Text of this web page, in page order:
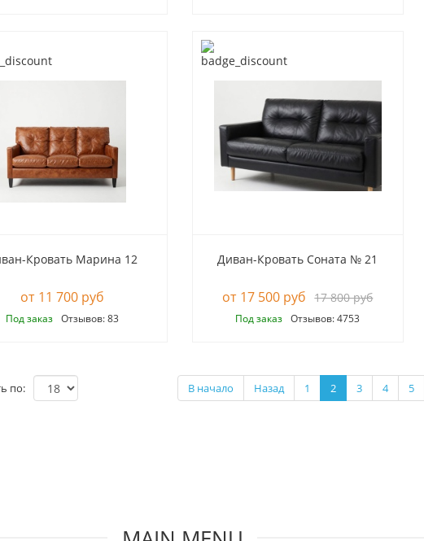
Кровать Марина 12
11 700 руб
Под заказ Отзывов: 83
Диван-Кровать Соната № 21
17 500 руб 17 800 руб
Под заказ Отзывов: 4753
по: В начало Назад 1 2 3 4 5